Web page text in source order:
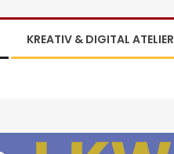
KREATIV & DIGITAL ATELIER